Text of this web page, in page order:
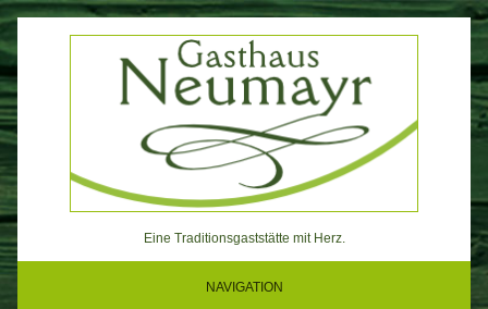
Skip
to
Eine Traditionsgaststätte mit Herz.
NAVIGATION